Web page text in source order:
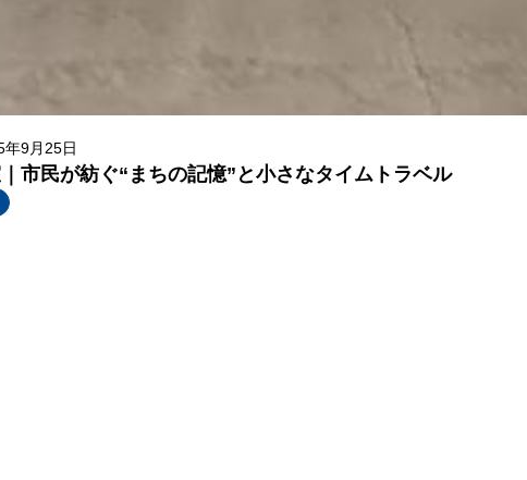
年9月25日
市民が紡ぐ“まちの記憶”と小さなタイムトラベル